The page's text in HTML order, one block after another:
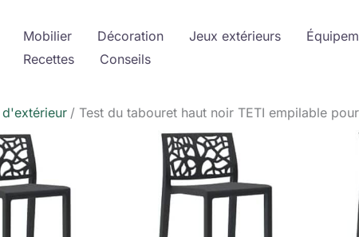
Mobilier Décoration Jeux extérieurs
Recettes
Conseils
Test du tabouret haut noir TETI empilable